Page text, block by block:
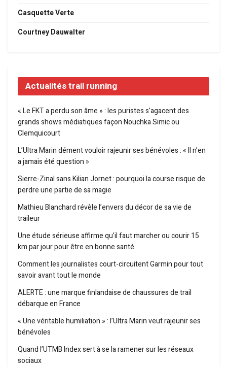
Casquette Verte
Courtney Dauwalter
Actualités trail running
« Le FKT a perdu son âme » : les puristes s’agacent des
grands shows médiatiques façon Nouchka Simic ou
Clemquicourt
L’Ultra Marin dément vouloir rajeunir ses bénévoles : « Il n’en
a jamais été question »
Sierre-Zinal sans Kilian Jornet : pourquoi la course risque de
perdre une partie de sa magie
Mathieu Blanchard révèle l’envers du décor de sa vie de
traileur
Une étude sérieuse affirme qu’il faut marcher ou courir 15
km par jour pour être en bonne santé
Comment les journalistes court-circuitent Garmin pour tout
savoir avant tout le monde
ALERTE : une marque finlandaise de chaussures de trail
débarque en France
« Une véritable humiliation » : l’Ultra Marin veut rajeunir ses
bénévoles
Quand l’UTMB Index sert à se la ramener sur les réseaux
sociaux